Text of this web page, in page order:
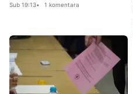
Sub 19:13 1 komentara